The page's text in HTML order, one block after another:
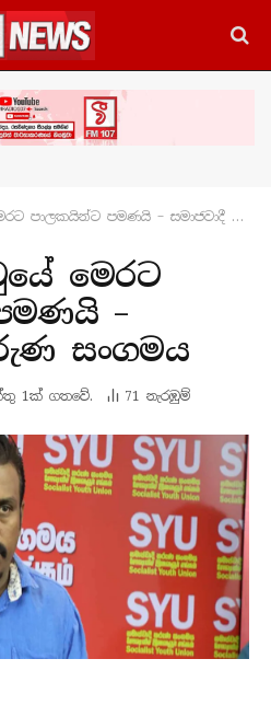
පමණයි – සමාජවාදී තරුණ සංගමය
මෙරට
–
සංගමය
1ක් ගතවේ. 71 නැරඹු​ම්